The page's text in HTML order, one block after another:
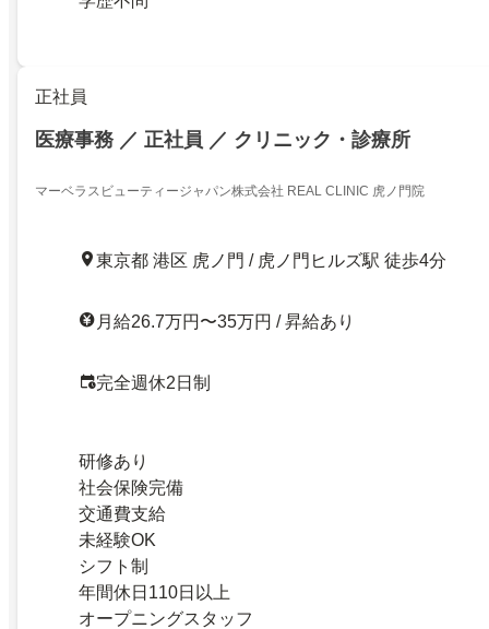
正社員
医療事務 ／ 正社員 ／ クリニック・診療所
マーベラスビューティージャパン株式会社 REAL CLINIC 虎ノ門院
東京都 港区 虎ノ門 / 虎ノ門ヒルズ駅 徒歩4分
月給26.7万円〜35万円 / 昇給あり
完全週休2日制
研修あり
社会保険完備
交通費支給
未経験OK
シフト制
年間休日110日以上
オープニングスタッフ